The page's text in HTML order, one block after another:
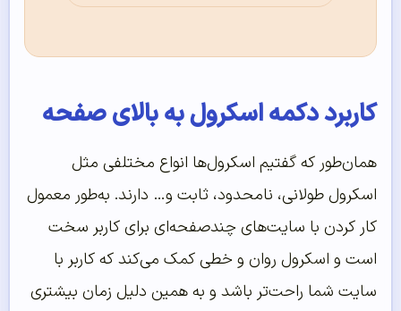
کاربرد دکمه اسکرول به بالای صفحه
همان‌طور که گفتیم اسکرول‌ها انواع مختلفی مثل
اسکرول طولانی، نامحدود، ثابت و… دارند. به‌طور معمول
کار کردن با سایت‌های چندصفحه‌ای برای کاربر سخت
است و اسکرول روان و خطی کمک می‌کند که کاربر با
سایت شما راحت‌تر باشد و به همین دلیل زمان بیشتری